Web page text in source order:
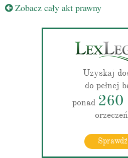
Zobacz cały akt prawny
Uzyskaj
do pełnej
ponad 260
Sprawdź